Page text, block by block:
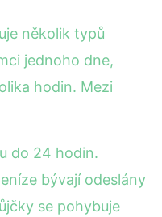
několik typů
jednoho dne,
hodin. Mezi
do 24 hodin.
bývají odeslány
se pohybuje